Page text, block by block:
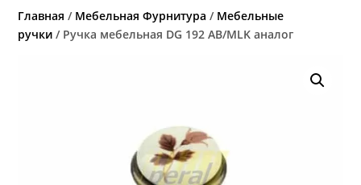
Главная / Мебельная Фурнитура / Мебельные
ручки / Ручка мебельная DG 192 АВ/MLK аналог